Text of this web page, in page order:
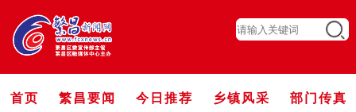
首页 繁昌要闻 今日推荐 乡镇风采 部门传真